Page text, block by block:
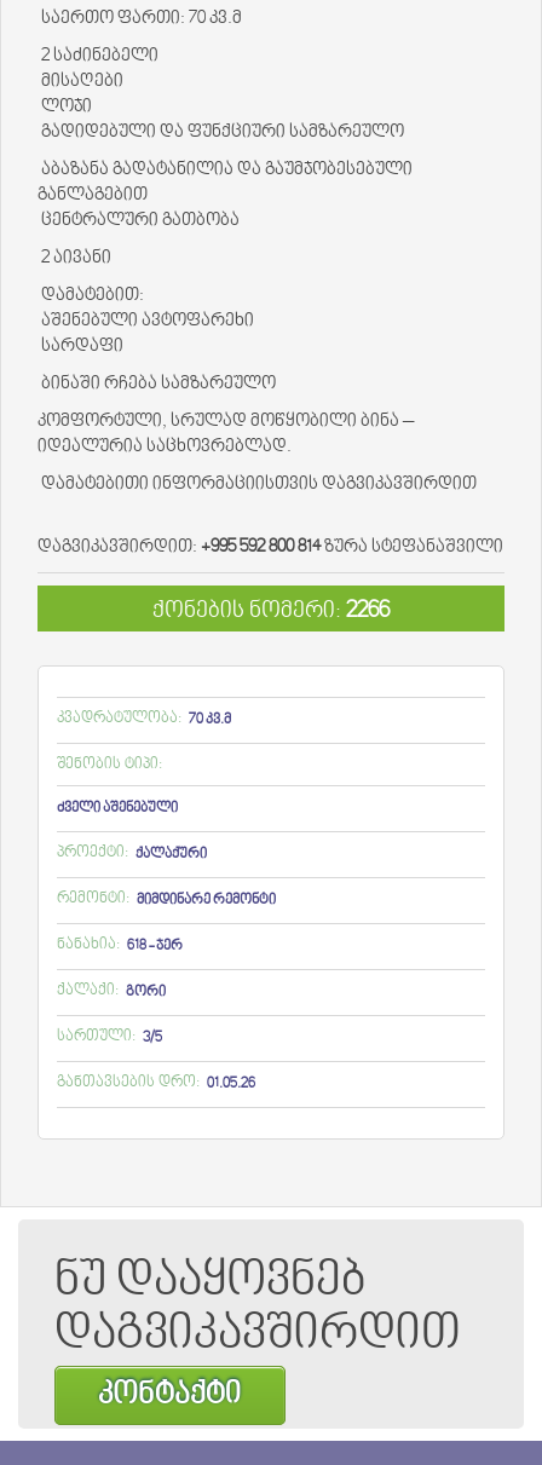
საერთო ფართი: 70 კვ.მ
2 საძინებელი
მისაღები
ლოჯი
გადიდებული და ფუნქციური სამზარეულო
აბაზანა გადატანილია და გაუმჯობესებული
განლაგებით
ცენტრალური გათბობა
2 აივანი
დამატებით:
აშენებული ავტოფარეხი
სარდაფი
ბინაში რჩება სამზარეულო
კომფორტული, სრულად მოწყობილი ბინა –
იდეალურია საცხოვრებლად.
დამატებითი ინფორმაციისთვის დაგვიკავშირდით
დაგვიკავშირდით: +995 592 800 814ზურა სტეფანაშვილი
ქონების ნომერი: 2266
კვადრატულობა: 70 კვ.მ
შენობის ტიპი:
ძველი აშენებული
პროექტი: ქალაქური
რემონტი: მიმდინარე რემონტი
ნანახია: 618 - ჯერ
ქალაქი: გორი
სართული: 3/5
განთავსების დრო: 01.05.26
ნუ დააყოვნებ
დაგვიკავშირდით
კონტაქტი